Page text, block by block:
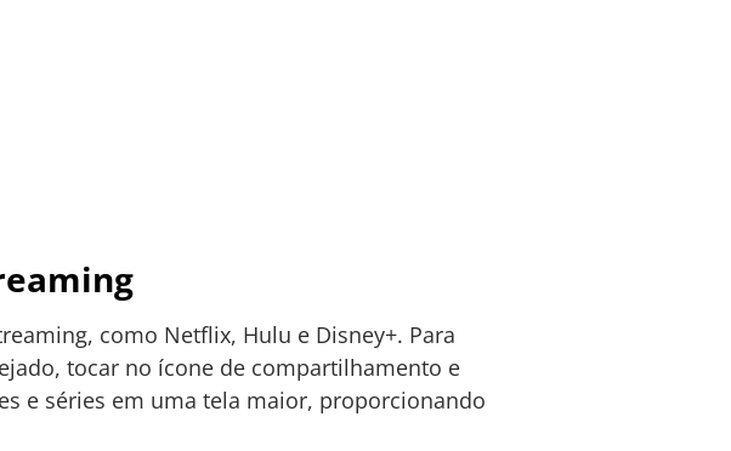
como Netflix, Hulu e Disney+. Para
tocar no ícone de compartilhamento e
e séries em uma tela maior, proporcionando